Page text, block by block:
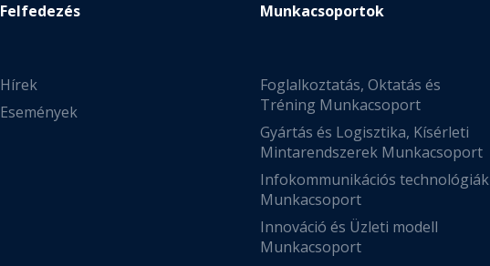
Felfedezés
Hírek
Események
Munkacsoportok
Foglalkoztatás, Oktatás és
Tréning Munkacsoport
Gyártás és Logisztika, Kísérleti
Mintarendszerek Munkacsoport
Infokommunikációs technológiák
Munkacsoport
Innováció és Üzleti modell
Munkacsoport